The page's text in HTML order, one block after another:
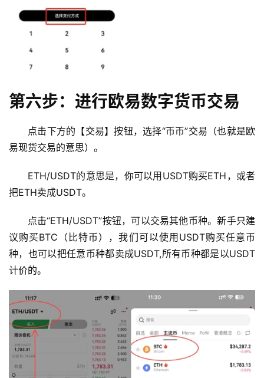
行
析
圈
问
题
第六步：进行欧易数字货币交易
点击下方的【交易】按钮，选择“币币”交易（也就是欧
易现货交易的意思）。
ETH/USDT的意思是，你可以用USDT购买ETH，或者
把ETH卖成USDT。
点击“ETH/USDT”按钮，可以交易其他币种。新手只建
议购买BTC（比特币），我们可以使用USDT购买任意币
种，也可以把任意币种都卖成USDT,所有币种都是以USDT
计价的。